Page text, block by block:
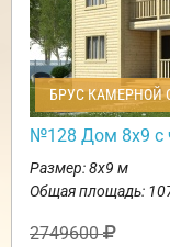
БРУС КАМЕРНОЙ
№128 Дом 8х9 с
Размер: 8х9 м
Общая площадь:
2749600